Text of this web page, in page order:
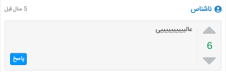
ناشناس 5 سال قبل

6

عالییییییییییی
پاسخ